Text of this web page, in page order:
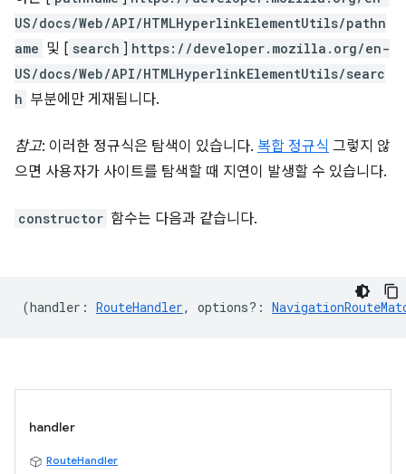
US/docs/Web/API/HTMLHyperlinkElementUtils/pathn
ame 및 [ search ] https://developer.mozilla.org/en-
US/docs/Web/API/HTMLHyperlinkElementUtils/searc
h 부분에만 게재됩니다.
참고: 이러한 정규식은 탐색이 있습니다. 복합 정규식 그렇지 않
으면 사용자가 사이트를 탐색할 때 지연이 발생할 수 있습니다.
constructor 함수는 다음과 같습니다.
(handler : RouteHandler, options? :
handler
RouteHandler